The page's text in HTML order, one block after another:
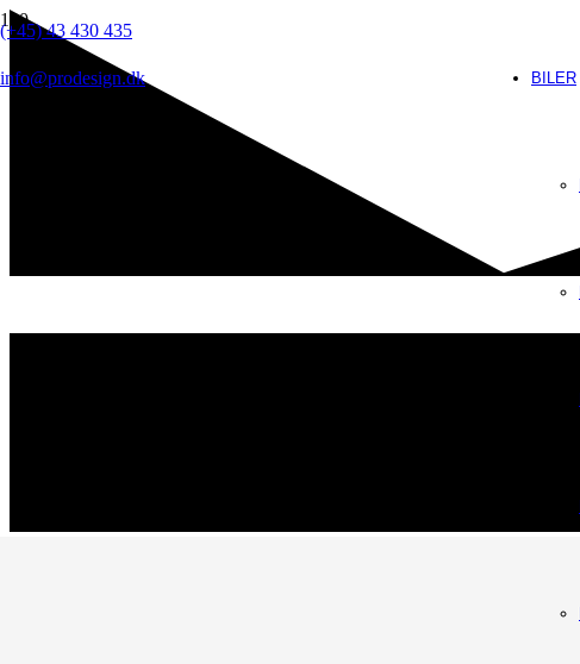
(+45) 43 430 435
info@prodesign.dk BILER